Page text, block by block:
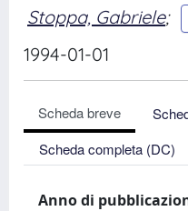
Stoppa, Gabriele;
1994-01-01
Scheda breve
Scheda completa (DC)
Anno di